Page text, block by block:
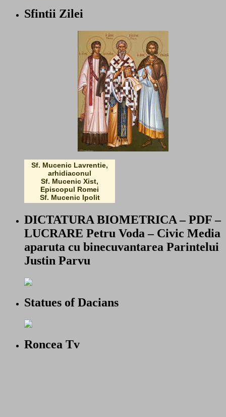
Sfintii Zilei
Sf. Mucenic Lavrentie,
arhidiaconul
Sf. Mucenic Xist,
Episcopul Romei
Sf. Mucenic Ipolit
DICTATURA BIOMETRICA – PDF –
LUCRARE Petru Voda – Civic Media
aparuta cu binecuvantarea Parintelui
Justin Parvu
Statues of Dacians
Roncea Tv